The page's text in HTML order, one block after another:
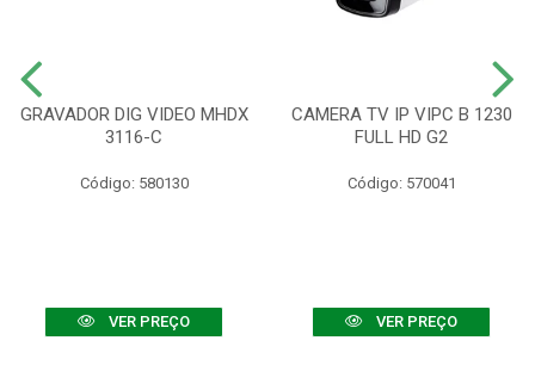
GRAVADOR DIG VIDEO MHDX
3116-C
Código: 580130
VER PREÇO
CAMERA TV IP VIPC B 1230
FULL HD G2
Código: 570041
VER PREÇO